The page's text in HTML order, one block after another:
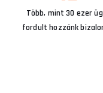
Több, mint 30 ezer
fordult hozzánk